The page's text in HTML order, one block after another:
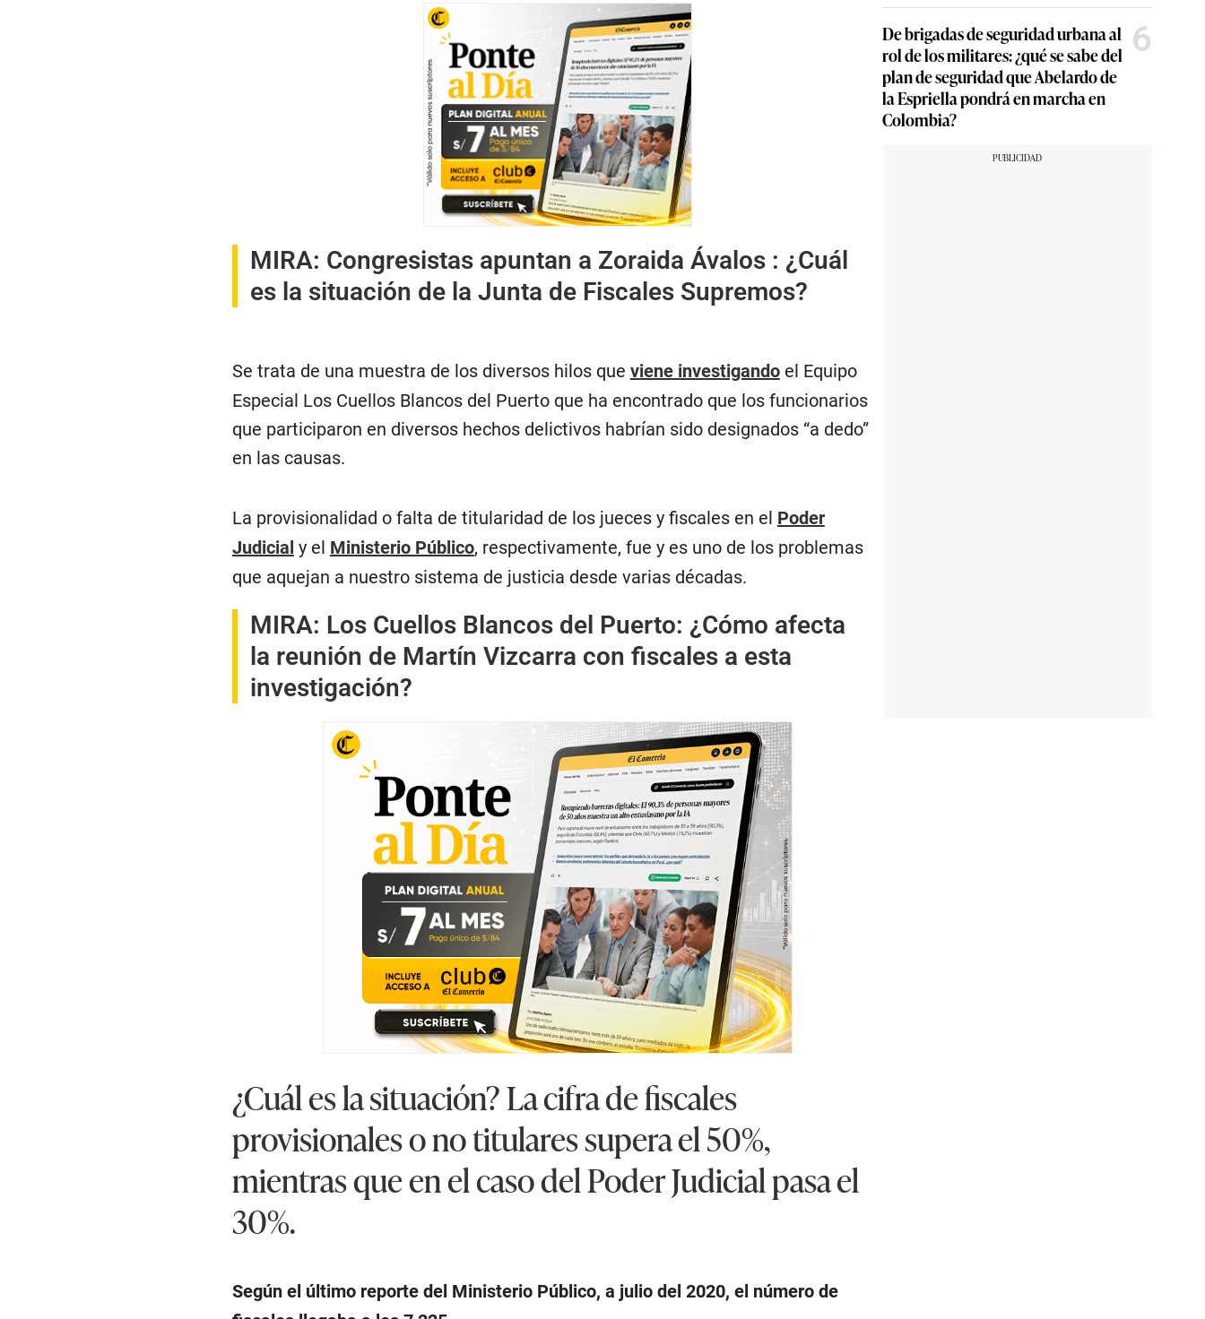
MIRA: Congresistas apuntan a Zoraida Ávalos : ¿Cuál
es la situación de la Junta de Fiscales Supremos?
Se trata de una muestra de los diversos hilos que viene investigandoel Equipo
Especial Los Cuellos Blancos del Puerto que ha encontrado que los funcionarios
que participaron en diversos hechos delictivos habrían sido designados “a dedo”
en las causas.
La provisionalidad o falta de titularidad de los jueces y fiscales en el Poder
Judicial y el Ministerio Público, respectivamente, fue y es uno de los problemas
que aquejan a nuestro sistema de justicia desde varias décadas.
MIRA: Los Cuellos Blancos del Puerto: ¿Cómo afecta
la reunión de Martín Vizcarra con fiscales a esta
investigación?
¿Cuál es la situación? La cifra de fiscales
provisionales o no titulares supera el 50%,
mientras que en el caso del Poder Judicial pasa el
30%.
Según el último reporte del Ministerio Público, a julio del 2020, el número de
De brigadas de seguridad urbana al
rol de los militares: ¿qué se sabe del
plan de seguridad que Abelardo de
la Espriella pondrá en marcha en
Colombia?
6